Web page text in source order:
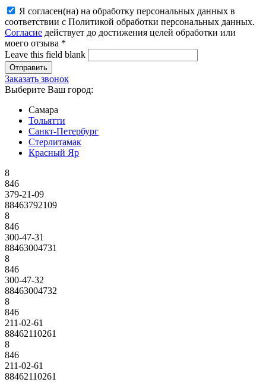
Я согласен(на) на обработку персональных данных в
соответствии с Политикой обработки персональных данных.
Согласие действует до достижения целей обработки или
моего отзыва *
Leave this field blank
Заказать звонок
Выберите Ваш город:
Самара
Тольятти
Санкт-Петербург
Стерлитамак
Красный Яр
8
846
379-21-09
88463792109
8
846
300-47-31
88463004731
8
846
300-47-32
88463004732
8
846
211-02-61
88462110261
8
846
211-02-61
88462110261